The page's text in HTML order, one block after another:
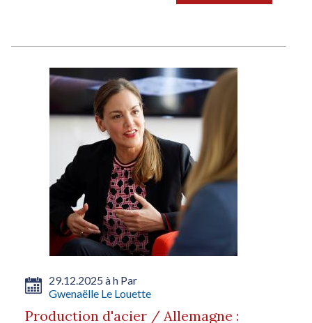
29.12.2025 à h Par
Gwenaëlle Le Louette
Production d'acier / Allemagne :